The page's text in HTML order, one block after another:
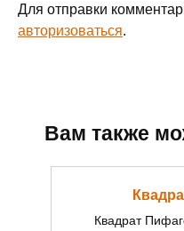
Для отправки
авторизоваться.
Вам также
Квадрат